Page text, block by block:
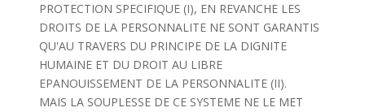
PROTECTION SPECIFIQUE (I), EN REVANCHE LES
DROITS DE LA PERSONNALITE NE SONT GARANTIS
QU'AU TRAVERS DU PRINCIPE DE LA DIGNITE
HUMAINE ET DU DROIT AU LIBRE
EPANOUISSEMENT DE LA PERSONNALITE (II).
MAIS LA SOUPLESSE DE CE SYSTEME NE LE MET